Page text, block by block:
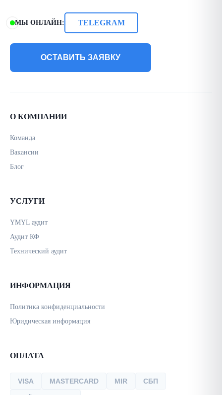
МЫ ОНЛАЙН: TELEGRAM
ОСТАВИТЬ ЗАЯВКУ
О КОМПАНИИ
Команда
Вакансии
Блог
УСЛУГИ
YMYL аудит
Аудит КФ
Технический аудит
ИНФОРМАЦИЯ
Политика конфиденциальности
Юридическая информация
ОПЛАТА
VISA MASTERCARD MIR СБП